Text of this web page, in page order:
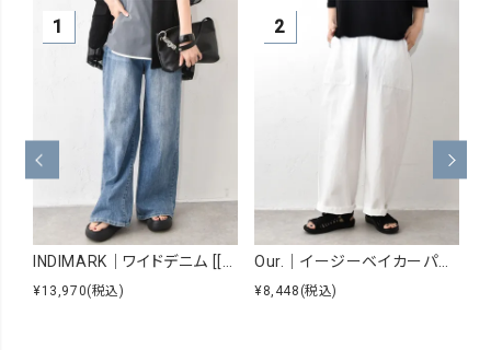
¥13,970(税込) ¥8,448 (税込)